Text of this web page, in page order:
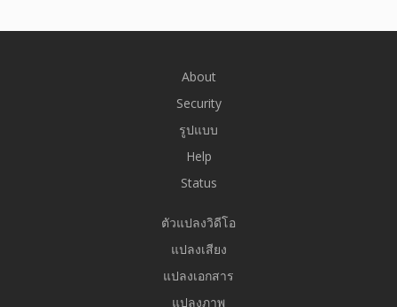
About
Security
รูปแบบ
Help
Status
ตัวแปลงวิดีโอ
แปลงเสียง
แปลงเอกสาร
แปลงภาพ